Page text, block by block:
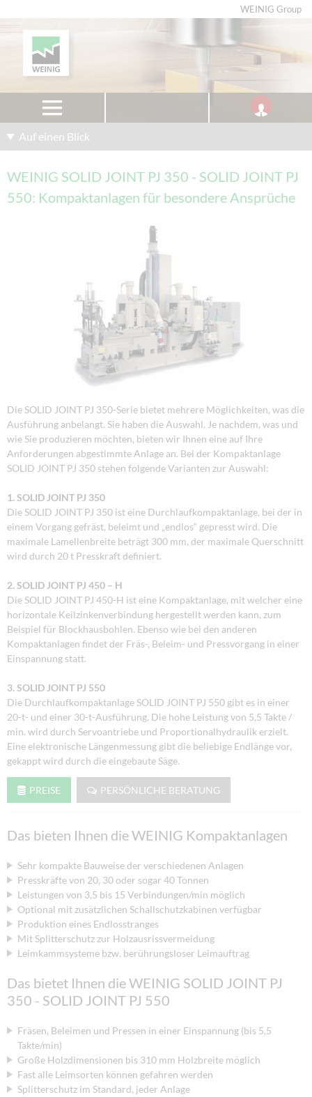
WEINIG Group
Auf einen Blick
WEINIG SOLID JOINT PJ 350 - SOLID JOINT PJ
550: Kompaktanlagen für besondere Ansprüche
Die SOLID JOINT PJ 350-Serie bietet mehrere Möglichkeiten, was die
Ausführung anbelangt. Sie haben die Auswahl. Je nachdem, was und
wie Sie produzieren möchten, bieten wir Ihnen eine auf Ihre
Anforderungen abgestimmte Anlage an. Bei der Kompaktanlage
SOLID JOINT PJ 350 stehen folgende Varianten zur Auswahl:
1. SOLID JOINT PJ 350
Die SOLID JOINT PJ 350 ist eine Durchlaufkompaktanlage, bei der in
einem Vorgang gefräst, beleimt und „endlos“ gepresst wird. Die
maximale Lamellenbreite beträgt 300 mm, der maximale Querschnitt
wird durch 20 t Presskraft definiert.
2. SOLID JOINT PJ 450 – H
Die SOLID JOINT PJ 450-H ist eine Kompaktanlage, mit welcher eine
horizontale Keilzinkenverbindung hergestellt werden kann, zum
Beispiel für Blockhausbohlen. Ebenso wie bei den anderen
Kompaktanlagen findet der Fräs-, Beleim- und Pressvorgang in einer
Einspannung statt.
3. SOLID JOINT PJ 550
Die Durchlaufkompaktanlage SOLID JOINT PJ 550 gibt es in einer
20-t- und einer 30-t-Ausführung. Die hohe Leistung von 5,5 Takte /
min. wird durch Servoantriebe und Proportionalhydraulik erzielt.
Eine elektronische Längenmessung gibt die beliebige Endlänge vor,
gekappt wird durch die eingebaute Säge.
PREISE PERSÖNLICHE BERATUNG
Das bieten Ihnen die WEINIG Kompaktanlagen
Sehr kompakte Bauweise der verschiedenen Anlagen
Presskräfte von 20, 30 oder sogar 40 Tonnen
Leistungen von 3,5 bis 15 Verbindungen/min möglich
Optional mit zusätzlichen Schallschutzkabinen verfügbar
Produktion eines Endlosstranges
Mit Splitterschutz zur Holzausrissvermeidung
Leimkammsysteme bzw. berührungsloser Leimauftrag
Das bietet Ihnen die WEINIG SOLID JOINT PJ
350 - SOLID JOINT PJ 550
Fräsen, Beleimen und Pressen in einer Einspannung (bis 5,5
Takte/min)
Große Holzdimensionen bis 310 mm Holzbreite möglich
Fast alle Leimsorten können gefahren werden
Splitterschutz im Standard, jeder Anlage